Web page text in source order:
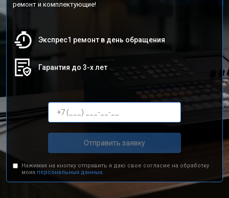
ремонт и комплектующие!
Экспрес1 ремонт в день обращения
Гарантия до 3-х лет
Отправить заявку
Нажимая на кнопку отправить я даю свое согласие на обработку
моих персональных данных.